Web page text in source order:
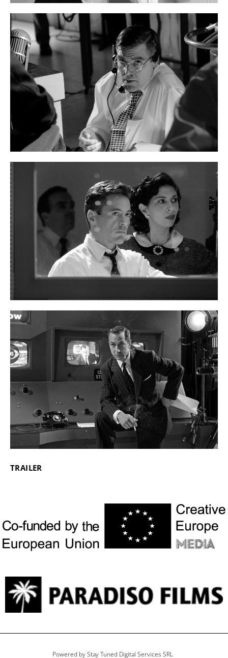
TRAILER
Powered by Stay Tuned Digital Services SRL